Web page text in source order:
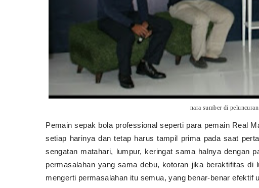
nara sumber di
Pemain sepak bola professional seperti para pemain Real
setiap harinya dan tetap harus tampil prima pada saat
sengatan matahari, lumpur, keringat sama halnya dengan
permasalahan yang sama debu, kotoran jika beraktifitas
mengerti permasalahan itu semua, yang benar-benar efektif